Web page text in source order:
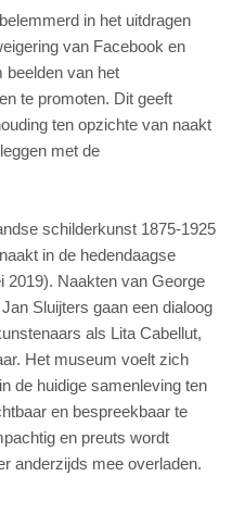
in het uitdragen
van Facebook en
beelden van het
te promoten. Dit geeft
ten opzichte van naakt
met de
schilderkunst 1875-1925
in de hedendaagse
2019). Naakten van George
Sluijters gaan een dialoog
als Lita Cabellut,
Het museum voelt zich
de huidige samenleving ten
en bespreekbaar te
en preuts wordt
anderzijds mee overladen.